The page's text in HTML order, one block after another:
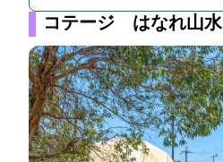
コテージ はなれ山水